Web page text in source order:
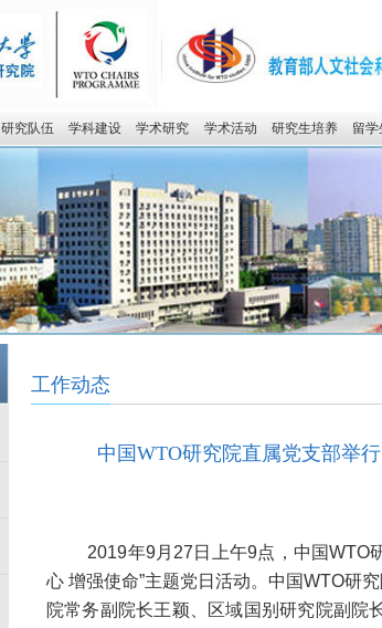
研究队伍 学科建设 学术研究 学术活动 研究生培养 留学
工作动态
中国WTO研究院直属党支部举
2019年9月27日上午9点，中国WTO
心 增强使命”主题党日活动。中国WTO研
院常务副院长王颖、区域国别研究院副院